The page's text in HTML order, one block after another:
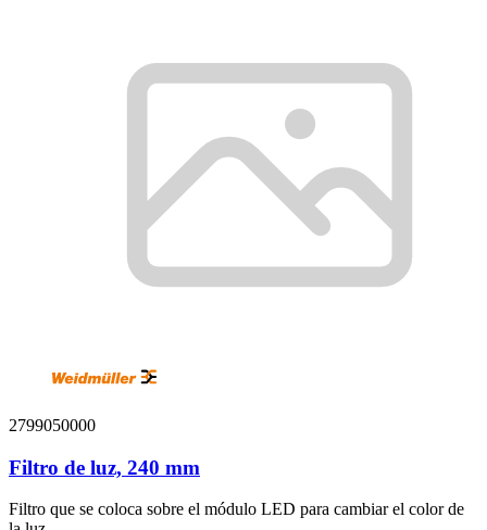
2799050000
Filtro de luz, 240 mm
Filtro que se coloca sobre el módulo LED para cambiar el color de